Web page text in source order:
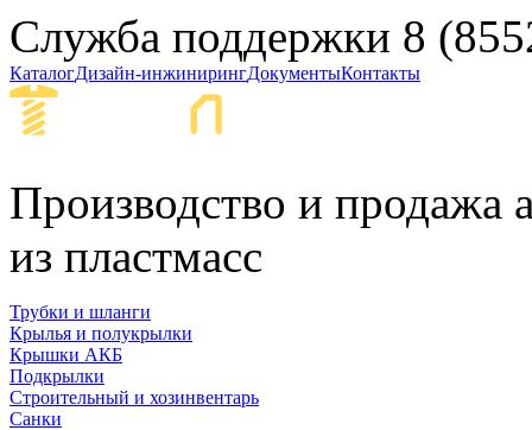
Служба поддержки 8
КаталогДизайн-инжинирингДокументыКонтакты
Производство и продажа
из пластмасс
Трубки и шланги
Крылья и полукрылки
Крышки АКБ
Подкрылки
Строительный и хозинвентарь
Санки